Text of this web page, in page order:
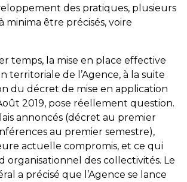
des pratiques, plusieurs
minima être précisés, voire
temps, la mise en place effective
territoriale de l’Agence, à la suite
du décret de mise en application
2019, pose réellement question.
annoncés (décret au premier
au premier semestre),
actuelle compromis, et ce qui
organisationnel des collectivités. Le
a précisé que l’Agence se lance